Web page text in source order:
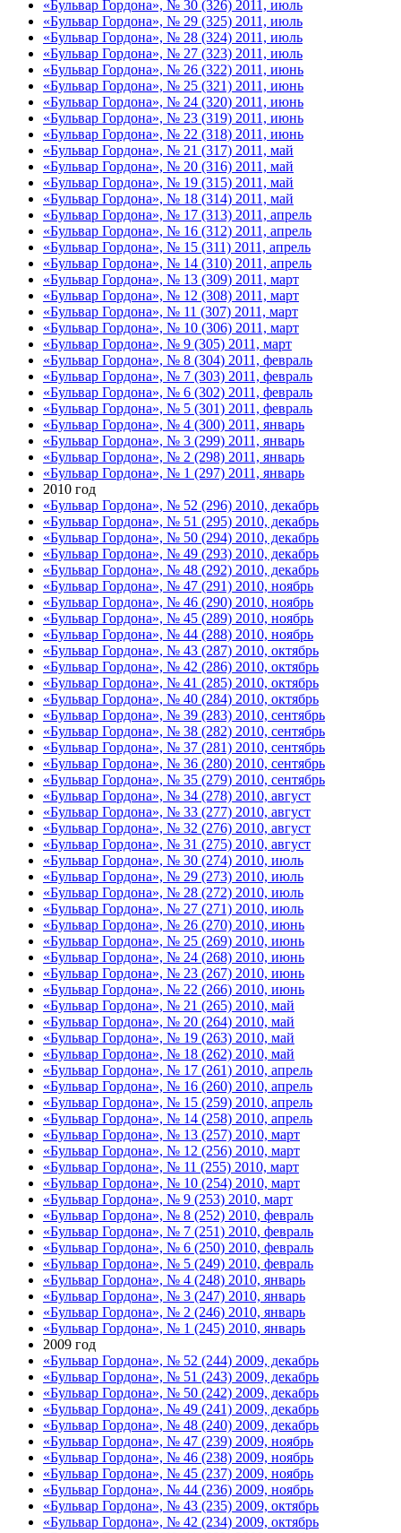
«Бульвар Гордона», № 30 (326) 2011, июль
«Бульвар Гордона», № 29 (325) 2011, июль
«Бульвар Гордона», № 28 (324) 2011, июль
«Бульвар Гордона», № 27 (323) 2011, июль
«Бульвар Гордона», № 26 (322) 2011, июнь
«Бульвар Гордона», № 25 (321) 2011, июнь
«Бульвар Гордона», № 24 (320) 2011, июнь
«Бульвар Гордона», № 23 (319) 2011, июнь
«Бульвар Гордона», № 22 (318) 2011, июнь
«Бульвар Гордона», № 21 (317) 2011, май
«Бульвар Гордона», № 20 (316) 2011, май
«Бульвар Гордона», № 19 (315) 2011, май
«Бульвар Гордона», № 18 (314) 2011, май
«Бульвар Гордона», № 17 (313) 2011, апрель
«Бульвар Гордона», № 16 (312) 2011, апрель
«Бульвар Гордона», № 15 (311) 2011, апрель
«Бульвар Гордона», № 14 (310) 2011, апрель
«Бульвар Гордона», № 13 (309) 2011, март
«Бульвар Гордона», № 12 (308) 2011, март
«Бульвар Гордона», № 11 (307) 2011, март
«Бульвар Гордона», № 10 (306) 2011, март
«Бульвар Гордона», № 9 (305) 2011, март
«Бульвар Гордона», № 8 (304) 2011, февраль
«Бульвар Гордона», № 7 (303) 2011, февраль
«Бульвар Гордона», № 6 (302) 2011, февраль
«Бульвар Гордона», № 5 (301) 2011, февраль
«Бульвар Гордона», № 4 (300) 2011, январь
«Бульвар Гордона», № 3 (299) 2011, январь
«Бульвар Гордона», № 2 (298) 2011, январь
«Бульвар Гордона», № 1 (297) 2011, январь
2010 год
«Бульвар Гордона», № 52 (296) 2010, декабрь
«Бульвар Гордона», № 51 (295) 2010, декабрь
«Бульвар Гордона», № 50 (294) 2010, декабрь
«Бульвар Гордона», № 49 (293) 2010, декабрь
«Бульвар Гордона», № 48 (292) 2010, декабрь
«Бульвар Гордона», № 47 (291) 2010, ноябрь
«Бульвар Гордона», № 46 (290) 2010, ноябрь
«Бульвар Гордона», № 45 (289) 2010, ноябрь
«Бульвар Гордона», № 44 (288) 2010, ноябрь
«Бульвар Гордона», № 43 (287) 2010, октябрь
«Бульвар Гордона», № 42 (286) 2010, октябрь
«Бульвар Гордона», № 41 (285) 2010, октябрь
«Бульвар Гордона», № 40 (284) 2010, октябрь
«Бульвар Гордона», № 39 (283) 2010, сентябрь
«Бульвар Гордона», № 38 (282) 2010, сентябрь
«Бульвар Гордона», № 37 (281) 2010, сентябрь
«Бульвар Гордона», № 36 (280) 2010, сентябрь
«Бульвар Гордона», № 35 (279) 2010, сентябрь
«Бульвар Гордона», № 34 (278) 2010, август
«Бульвар Гордона», № 33 (277) 2010, август
«Бульвар Гордона», № 32 (276) 2010, август
«Бульвар Гордона», № 31 (275) 2010, август
«Бульвар Гордона», № 30 (274) 2010, июль
«Бульвар Гордона», № 29 (273) 2010, июль
«Бульвар Гордона», № 28 (272) 2010, июль
«Бульвар Гордона», № 27 (271) 2010, июль
«Бульвар Гордона», № 26 (270) 2010, июнь
«Бульвар Гордона», № 25 (269) 2010, июнь
«Бульвар Гордона», № 24 (268) 2010, июнь
«Бульвар Гордона», № 23 (267) 2010, июнь
«Бульвар Гордона», № 22 (266) 2010, июнь
«Бульвар Гордона», № 21 (265) 2010, май
«Бульвар Гордона», № 20 (264) 2010, май
«Бульвар Гордона», № 19 (263) 2010, май
«Бульвар Гордона», № 18 (262) 2010, май
«Бульвар Гордона», № 17 (261) 2010, апрель
«Бульвар Гордона», № 16 (260) 2010, апрель
«Бульвар Гордона», № 15 (259) 2010, апрель
«Бульвар Гордона», № 14 (258) 2010, апрель
«Бульвар Гордона», № 13 (257) 2010, март
«Бульвар Гордона», № 12 (256) 2010, март
«Бульвар Гордона», № 11 (255) 2010, март
«Бульвар Гордона», № 10 (254) 2010, март
«Бульвар Гордона», № 9 (253) 2010, март
«Бульвар Гордона», № 8 (252) 2010, февраль
«Бульвар Гордона», № 7 (251) 2010, февраль
«Бульвар Гордона», № 6 (250) 2010, февраль
«Бульвар Гордона», № 5 (249) 2010, февраль
«Бульвар Гордона», № 4 (248) 2010, январь
«Бульвар Гордона», № 3 (247) 2010, январь
«Бульвар Гордона», № 2 (246) 2010, январь
«Бульвар Гордона», № 1 (245) 2010, январь
2009 год
«Бульвар Гордона», № 52 (244) 2009, декабрь
«Бульвар Гордона», № 51 (243) 2009, декабрь
«Бульвар Гордона», № 50 (242) 2009, декабрь
«Бульвар Гордона», № 49 (241) 2009, декабрь
«Бульвар Гордона», № 48 (240) 2009, декабрь
«Бульвар Гордона», № 47 (239) 2009, ноябрь
«Бульвар Гордона», № 46 (238) 2009, ноябрь
«Бульвар Гордона», № 45 (237) 2009, ноябрь
«Бульвар Гордона», № 44 (236) 2009, ноябрь
«Бульвар Гордона», № 43 (235) 2009, октябрь
«Бульвар Гордона», № 42 (234) 2009, октябрь